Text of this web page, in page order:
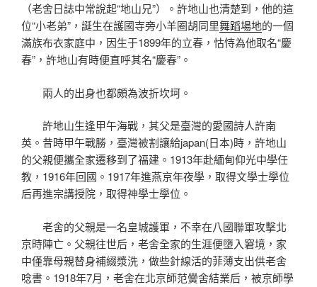
（老舍日誌中常說起“地山兄”）。許地山也清楚到，他的這
位“小老弟”，誕生在護國寺旁小羊圈胡同里舞蹈場地的一個
滿族布衣家庭中，因生于1899年的立春，怙恃為他取名“慶
春”，許地山有時便直呼其名“慶春”。
兩人的出身也都頗為波折坎坷。
許地山生逢甲午海戰，其父是臺灣的愛國詩人許南
英。昔時甲午戰勝，臺灣被割讓給japan(日本)時，許地山
的父親便攜全家遷移到了福建。1913年赴緬甸仰光中學任
教，1916年回國。1917年進燕京年夜學，取得文學士學位
后再進宗講授院，取得神學士學位。
老舍的父親是一名皇城護軍，不幸在八國聯軍攻擊北
京時陣亡。父親往世后，老舍全家的生涯便墮入窘境，家
中僅靠母親替身補綴漿洗，做些針線活的菲薄支出供老舍
唸書。1918年7月，老舍在北京師范黌舍結業后，被京師學